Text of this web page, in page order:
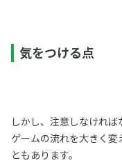
気をつける点
しかし、注意しなければ
ゲームの流れを大きく
ともあります。